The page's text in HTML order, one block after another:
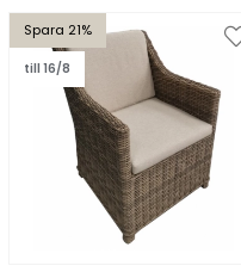
Spara 21%
till 16/8